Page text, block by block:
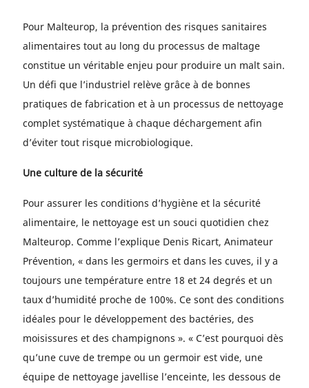
Pour Malteurop, la prévention des risques sanitaires
alimentaires tout au long du processus de maltage
constitue un véritable enjeu pour produire un malt sain.
Un défi que l’industriel relève grâce à de bonnes
pratiques de fabrication et à un processus de nettoyage
complet systématique à chaque déchargement afin
d’éviter tout risque microbiologique.
Une culture de la sécurité
Pour assurer les conditions d’hygiène et la sécurité
alimentaire, le nettoyage est un souci quotidien chez
Malteurop. Comme l’explique Denis Ricart, Animateur
Prévention, « dans les germoirs et dans les cuves, il y a
toujours une température entre 18 et 24 degrés et un
taux d’humidité proche de 100%. Ce sont des conditions
idéales pour le développement des bactéries, des
moisissures et des champignons ». « C’est pourquoi dès
qu’une cuve de trempe ou un germoir est vide, une
équipe de nettoyage javellise l’enceinte, les dessous de